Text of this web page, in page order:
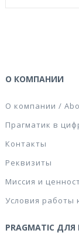
О КОМПАНИИ
О компании /
Прагматик в
Контакты
Реквизиты
Миссия и
Условия работы
PRAGMATIC